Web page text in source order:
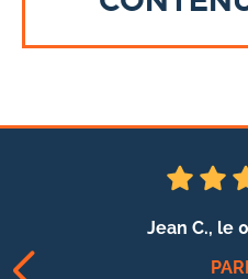
Jean C., le